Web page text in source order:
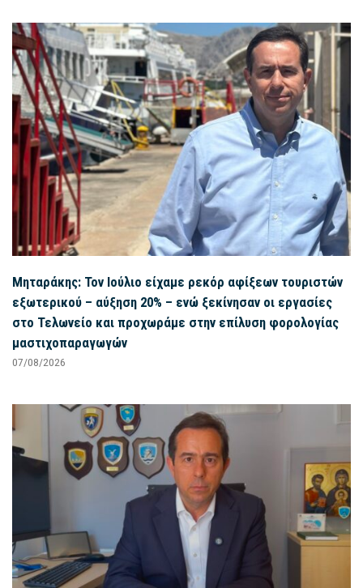
Μηταράκης: Τον Ιούλιο είχαμε ρεκόρ αφίξεων τουριστών
εξωτερικού – αύξηση 20% – ενώ ξεκίνησαν οι εργασίες
στο Τελωνείο και προχωράμε στην επίλυση φορολογίας
μαστιχοπαραγωγών
07/08/2026